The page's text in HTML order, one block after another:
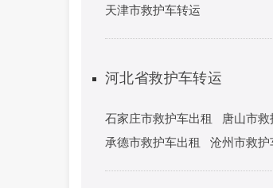
天津市救护车转运
河北省救护车转运
石家庄市救护车出租 唐山市
承德市救护车出租
沧州市救护